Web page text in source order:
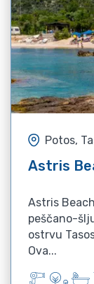
Potos,
Astris
Astris
peščano-
ostrvu
Ova...